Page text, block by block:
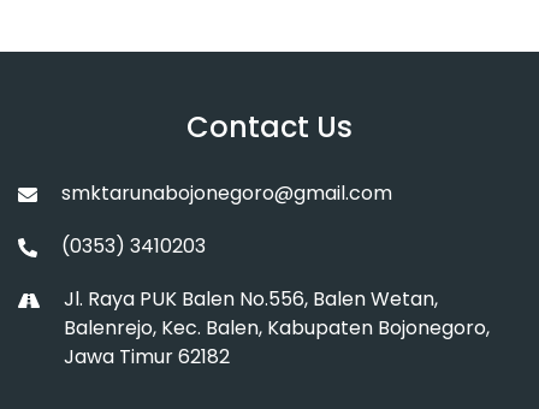
Contact Us
smktarunabojonegoro@gmail.com
(0353) 3410203
Jl. Raya PUK Balen No.556, Balen Wetan,
Balenrejo, Kec. Balen, Kabupaten Bojonegoro,
Jawa Timur 62182